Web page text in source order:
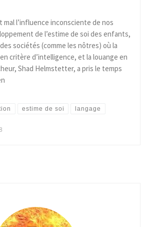
mal l’influence inconsciente de nos
de l’estime de soi des enfants,
sociétés (comme les nôtres) où la
critère d’intelligence, et la louange en
Shad Helmstetter, a pris le temps
estime de soi langage